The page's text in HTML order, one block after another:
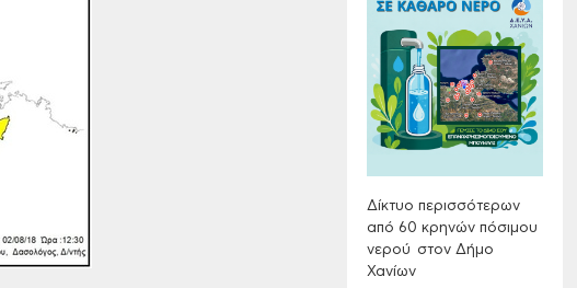
SeaTrac στην
παραλία του Αγίου
Ονουφρίου
Πίνακες Κατάταξης
Δίκτυο περισσότερων
από 60 κρηνών πόσιμου
νερού στον Δήμο
Χανίων
με